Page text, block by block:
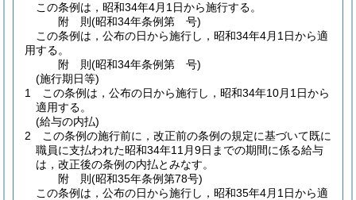
この条例は，昭和34年4月1日から施行する。
附 則(昭和34年条例第 号)
この条例は，公布の日から施行し，昭和34年4月1日から適
用する。
附 則(昭和34年条例第 号)
(施行期日等)
1
この条例は，公布の日から施行し，昭和34年10月1日から
適用する。
(給与の内払)
2
この条例の施行前に，改正前の条例の規定に基づいて既に
職員に支払われた昭和34年11月9日までの期間に係る給与
は，改正後の条例の内払とみなす。
附 則(昭和35年条例第78号)
この条例は，公布の日から施行し，昭和35年4月1日から適